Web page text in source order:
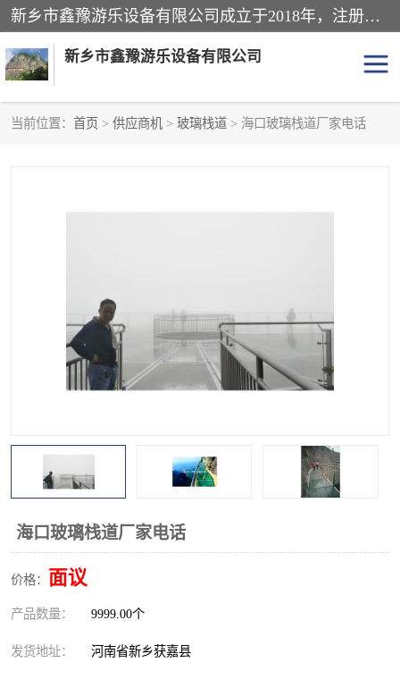
新乡市鑫豫游乐设备有限公司成立于2018年，注册地位于河南省。经营范围包括游乐设备、滑索、滑道、空中自行车、吊桥、拓展器材、攀岩器材、趣桥、悬崖秋千、网红桥、儿童乐园设备、水上乐园设备、丛林穿越设备、音乐呐喊设备、轨道滑车、栈道、玻璃滑道、观景平台、景观包装的设计、制造、销售、安装、维修，景区策划服务。
新乡市鑫豫游乐设备有限公司
当前位置： 首页 > 供应商机 > 玻璃栈道 > 海口玻璃栈道厂家电话
海口玻璃栈道厂家电话
价格： 面议
产品数量： 9999.00个
发货地址： 河南省新乡获嘉县
空中自行车
玻璃滑道
丛林穿越设备
玻璃栈道